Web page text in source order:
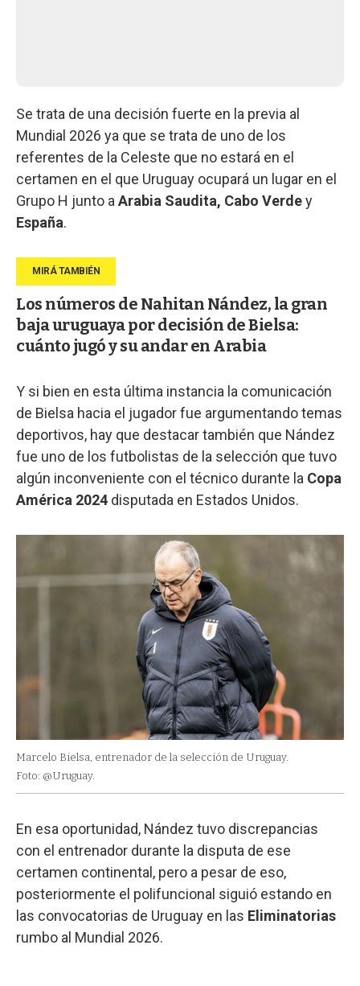
Se trata de una decisión fuerte en la previa al
Mundial 2026 ya que se trata de uno de los
referentes de la Celeste que no estará en el
certamen en el que Uruguay ocupará un lugar en el
Grupo H junto a Arabia Saudita, Cabo Verdey
España.
Los números de Nahitan Nández, la gran
baja uruguaya por decisión de Bielsa:
cuánto jugó y su andar en Arabia
Y si bien en esta última instancia la comunicación
de Bielsa hacia el jugador fue argumentando temas
deportivos, hay que destacar también que Nández
fue uno de los futbolistas de la selección que tuvo
algún inconveniente con el técnico durante la Copa
América 2024 disputada en Estados Unidos.
Marcelo Bielsa, entrenador de la selección de Uruguay.
Foto: @Uruguay.
En esa oportunidad, Nández tuvo discrepancias
con el entrenador durante la disputa de ese
certamen continental, pero a pesar de eso,
posteriormente el polifuncional siguió estando en
las convocatorias de Uruguay en las Eliminatorias
rumbo al Mundial 2026.